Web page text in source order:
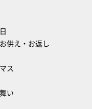
供え・お返し
ス
い